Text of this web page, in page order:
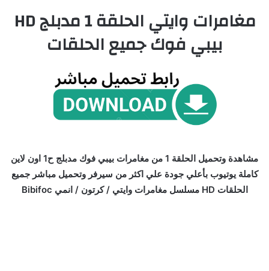
مغامرات وايتي الحلقة 1 مدبلج HD
بيبي فوك جميع الحلقات
مشاهدة وتحميل الحلقة 1 من مغامرات بيبي فوك مدبلج ح1 اون لاين
كاملة يوتيوب بأعلي جودة علي اكثر من سيرفر وتحميل مباشر جميع
الحلقات HD مسلسل مغامرات وايتي / كرتون / انمي Bibifoc